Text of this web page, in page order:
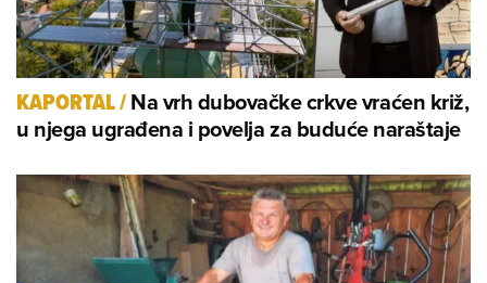
KAPORTAL/Na vrh dubovačke crkve vraćen križ,
u njega ugrađena i povelja za buduće naraštaje